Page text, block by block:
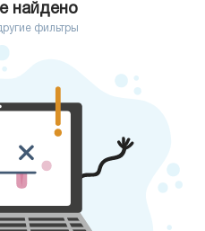
найдено
фильтры